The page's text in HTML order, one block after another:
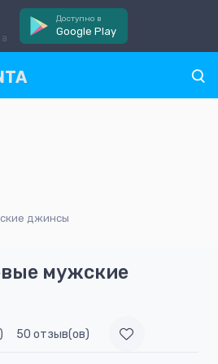
Доступно в
Google Play
джинсы
мужские
50 отзыв(ов)